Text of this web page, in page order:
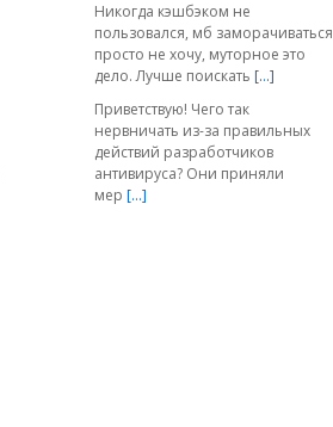
Никогда кэшбэком не
пользовался, мб заморачиваться
просто не хочу, муторное это
дело. Лучше поискать […]
Приветствую! Чего так
нервничать из-за правильных
действий разработчиков
антивируса? Они приняли
мер […]